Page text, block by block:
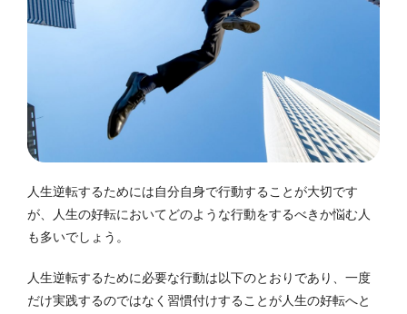
人生逆転するためには自分自身で行動することが大切です
が、人生の好転においてどのような行動をするべきか悩む人
も多いでしょう。
人生逆転するために必要な行動は以下のとおりであり、一度
だけ実践するのではなく習慣付けすることが人生の好転へと